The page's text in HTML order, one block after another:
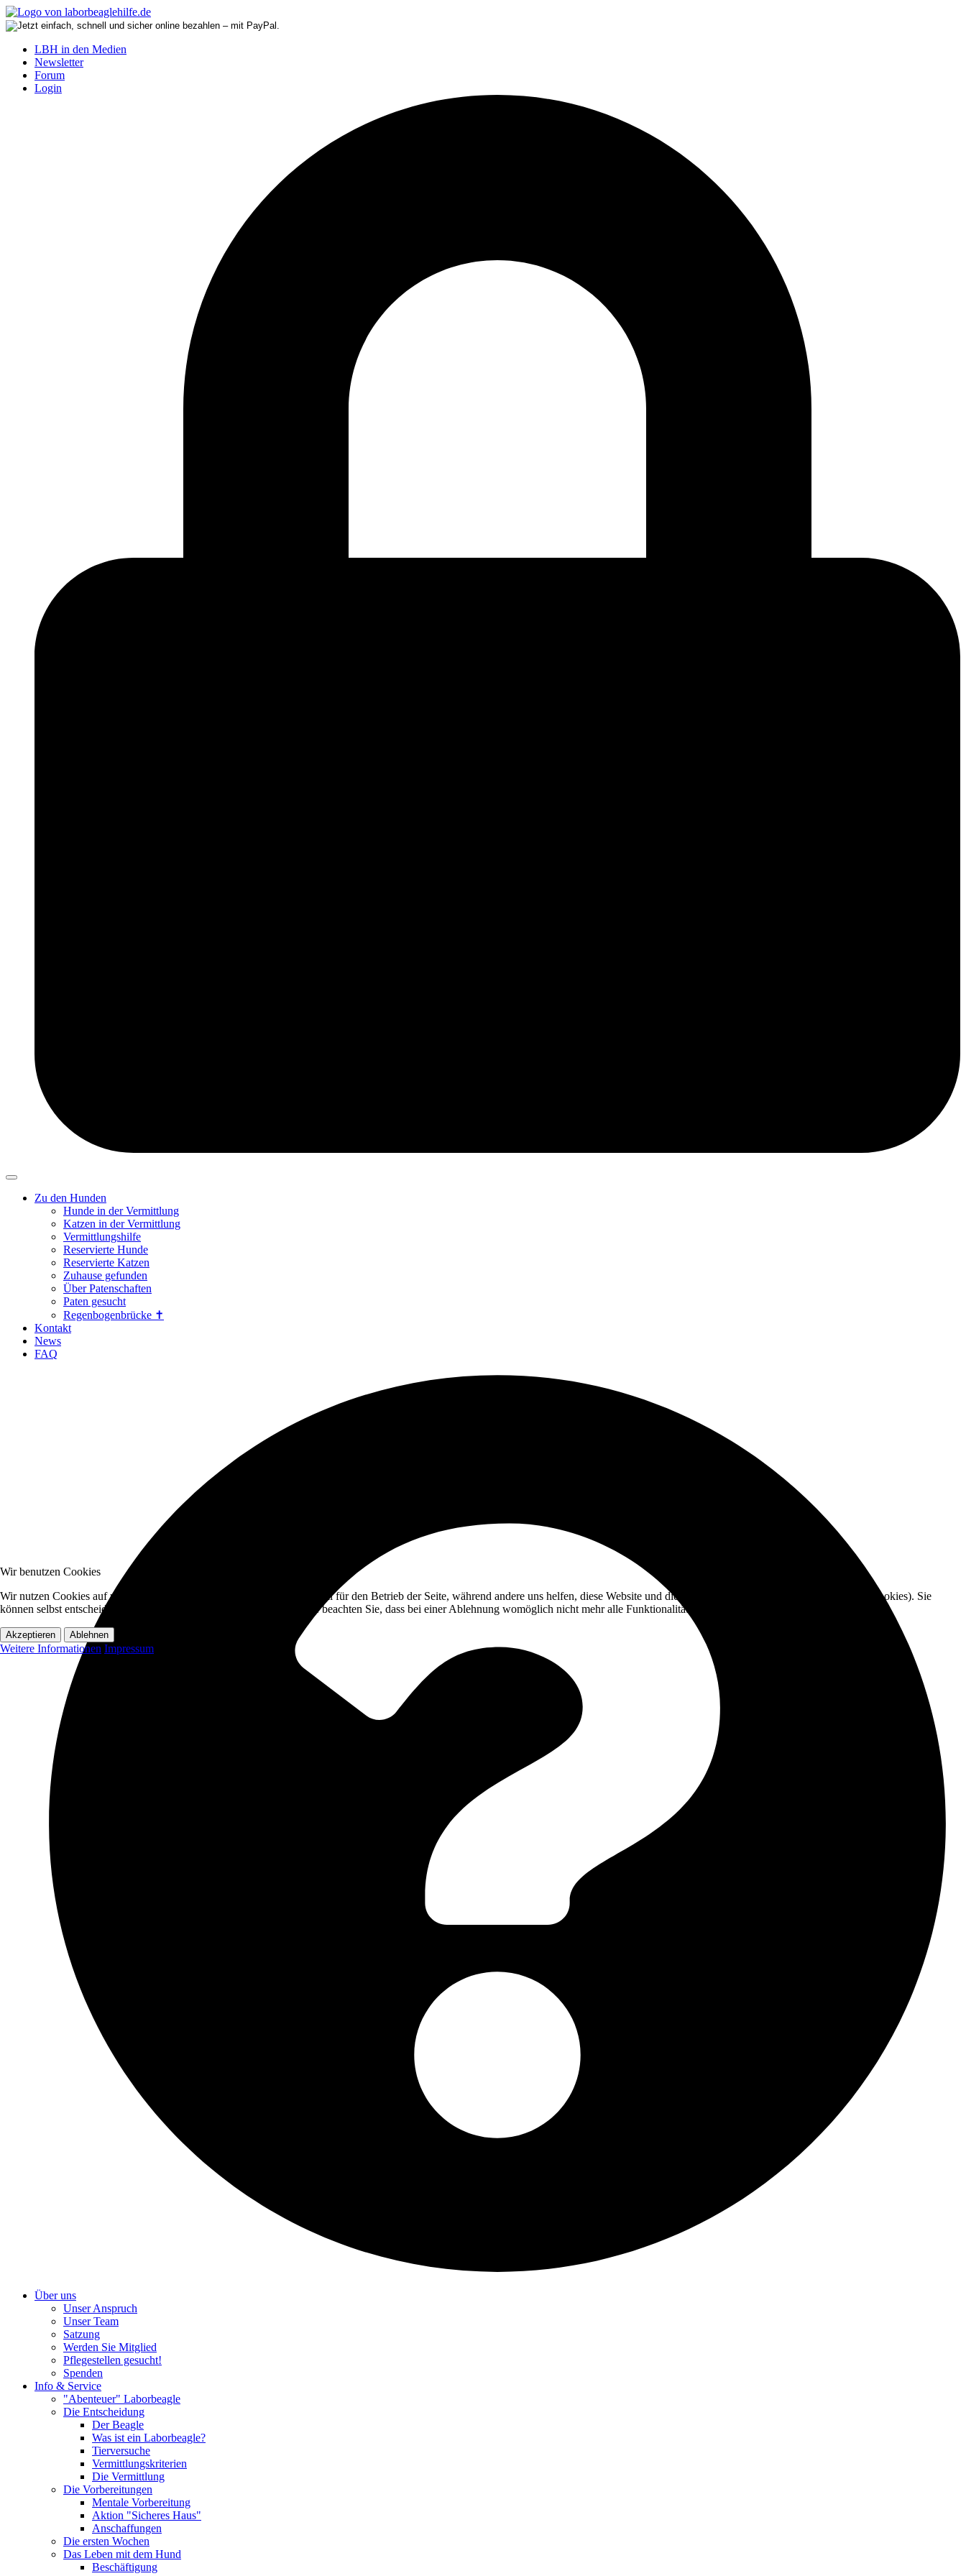
LBH in den Medien
Newsletter
Forum
Login
Zu den Hunden
Hunde in der Vermittlung
Katzen in der Vermittlung
Vermittlungshilfe
Reservierte Hunde
Reservierte Katzen
Zuhause gefunden
Über Patenschaften
Paten gesucht
Regenbogenbrücke ✝
Kontakt
News
FAQ
Über uns
Unser Anspruch
Unser Team
Satzung
Werden Sie Mitglied
Pflegestellen gesucht!
Spenden
Info & Service
"Abenteuer" Laborbeagle
Die Entscheidung
Der Beagle
Was ist ein Laborbeagle?
Tierversuche
Vermittlungskriterien
Die Vermittlung
Die Vorbereitungen
Mentale Vorbereitung
Aktion "Sicheres Haus"
Anschaffungen
Die ersten Wochen
Das Leben mit dem Hund
Beschäftigung
Wir benutzen Cookies
Wir nutzen Cookies auf unserer Website. Einige von ihnen sind essenziell für den Betrieb der Seite, während andere uns helfen, diese Website und die Nutzererfahrung zu verbessern (Tracking Cookies). Sie
können selbst entscheiden, ob Sie die Cookies zulassen möchten. Bitte beachten Sie, dass bei einer Ablehnung womöglich nicht mehr alle Funktionalitäten der Seite zur Verfügung stehen.
Akzeptieren Ablehnen
Weitere Informationen Impressum